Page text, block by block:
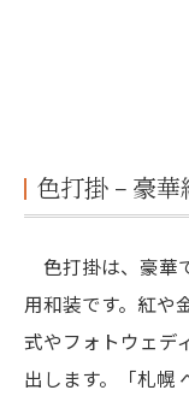
色打掛 − 豪華
色打掛は、豪華
用和装です。紅や
式やフォトウェデ
出します。「札幌